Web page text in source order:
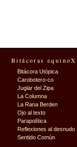
Bitácoras
Bitácora Utópica
Carobotero-co
Juglar del Zipa
La Columna
La Rana Berden
Ojo al texto
Parapolítica
Reflexiones al desnudo
Sentido Común